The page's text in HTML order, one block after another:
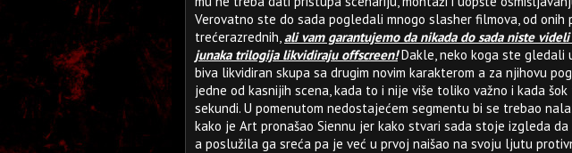
Verovatno ste do sada pogledali mnogo slasher filmova, od onih
trećerazrednih,ali vam garantujemo da nikada do sada niste
junaka trilogija likvidiraju offscreen!Dakle, neko koga ste gledali
biva likvidiran skupa sa drugim novim karakterom a za njihovu
jedne od kasnijih scena, kada to i nije više toliko važno i kada
sekundi. U pomenutom nedostajećem segmentu bi se trebao
kako je Art pronašao Siennu jer kako stvari sada stoje izgleda da
a poslužila ga sreća pa je već u prvoj naišao na svoju ljutu